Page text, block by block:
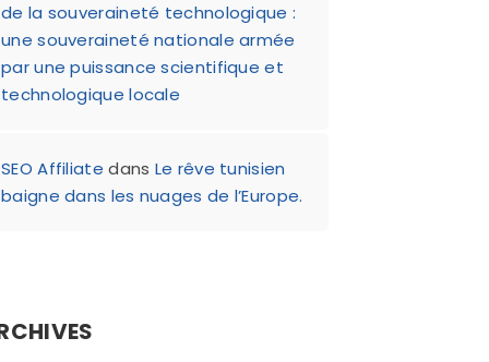
de la souveraineté technologique :
une souveraineté nationale armée
par une puissance scientifique et
technologique locale
SEO Affiliate dans Le rêve tunisien
baigne dans les nuages de l’Europe.